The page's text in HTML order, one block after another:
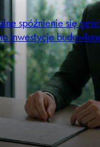
spóźnienie się
inwestycje